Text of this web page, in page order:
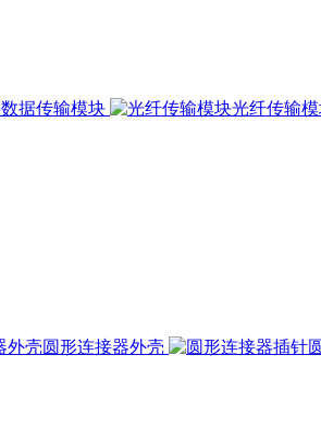
数据传输模块 光纤传输
圆形连接器外壳